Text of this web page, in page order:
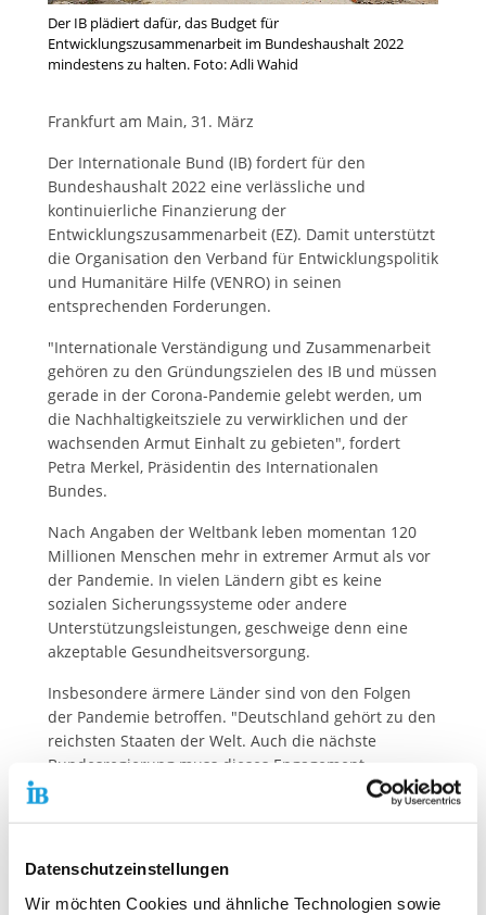
Datenschutzeinstellungen
Wir möchten Cookies und ähnliche Technologien sowie
Der IB plädiert dafür, das Budget für
Entwicklungszusammenarbeit im Bundeshaushalt 2022
mindestens zu halten. Foto: Adli Wahid
Frankfurt am Main, 31. März
Der Internationale Bund (IB) fordert für den
Bundeshaushalt 2022 eine verlässliche und
kontinuierliche Finanzierung der
Entwicklungszusammenarbeit (EZ). Damit unterstützt
die Organisation den Verband für Entwicklungspolitik
und Humanitäre Hilfe (VENRO) in seinen
entsprechenden Forderungen.
"Internationale Verständigung und Zusammenarbeit
gehören zu den Gründungszielen des IB und müssen
gerade in der Corona-Pandemie gelebt werden, um
die Nachhaltigkeitsziele zu verwirklichen und der
wachsenden Armut Einhalt zu gebieten", fordert
Petra Merkel, Präsidentin des Internationalen
Bundes.
Nach Angaben der Weltbank leben momentan 120
Millionen Menschen mehr in extremer Armut als vor
der Pandemie. In vielen Ländern gibt es keine
sozialen Sicherungssysteme oder andere
Unterstützungsleistungen, geschweige denn eine
akzeptable Gesundheitsversorgung.
Insbesondere ärmere Länder sind von den Folgen
der Pandemie betroffen. "Deutschland gehört zu den
reichsten Staaten der Welt. Auch die nächste
Bundesregierung muss dieses Engagement
fortsetzen und ein deutliches Signal aussenden, dass
sie ihre Solidarität mit den Entwicklungsländern
für das Jahr 2022 sollte mindestens auf dem Niveau
von 2021 gehalten werden, mit einer Höhe von rund
12,4 Milliarden Euro", erklärt Petra Merkel.